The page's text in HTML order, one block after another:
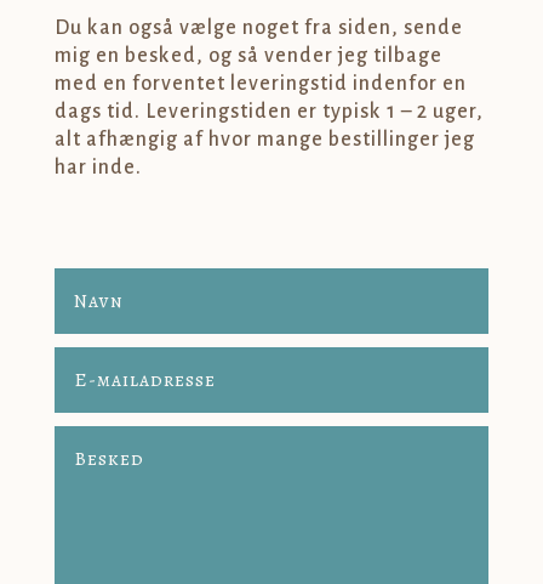
Du kan også vælge noget fra siden, sende
mig en besked, og så vender jeg tilbage
med en forventet leveringstid indenfor en
dags tid. Leveringstiden er typisk 1 – 2 uger,
alt afhængig af hvor mange bestillinger jeg
har inde.